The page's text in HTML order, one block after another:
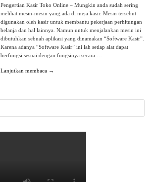
Pengertian Kasir Toko Online – Mungkin anda sudah sering
melihat mesin-mesin yang ada di meja kasir. Mesin tersebut
digunakan oleh kasir untuk membantu pekerjaan perhitungan
belanja dan hal lainnya. Namun untuk menjalankan mesin ini
dibutuhkan sebuah aplikasi yang dinamakan “Software Kasir”.
Karena adanya “Software Kasir” ini lah setiap alat dapat
berfungsi sesuai dengan fungsinya secara …
Lanjutkan membaca →